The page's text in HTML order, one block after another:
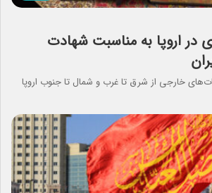
اروپا به مناسبت شهادت
خارجی از شرق تا غرب و شمال تا جنوب اروپا